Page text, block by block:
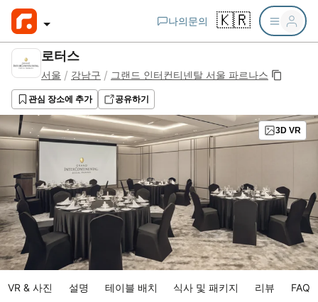
나의문의 🇰🇷
로터스
서울 / 강남구 / 그랜드 인터컨티넨탈 서울 파르나스
관심 장소에 추가 공유하기
3D VR
VR & 사진 설명 테이블 배치 식사 및 패키지 리뷰 FAQ